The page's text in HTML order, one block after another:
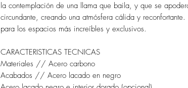
la contemplación de una llama que baila, y que se
circundante, creando una atmósfera cálida y
para los espacios más increíbles y exclusivos.
CARACTERISTICAS TECNICAS
Materiales // Acero carbono
Acabados // Acero lacado en negro